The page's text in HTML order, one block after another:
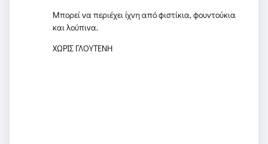
Μπορεί να περιέχει ίχνη από φιστίκια, φουντούκια
και λούπινα.
ΧΩΡΙΣ ΓΛΟΥΤΕΝΗ